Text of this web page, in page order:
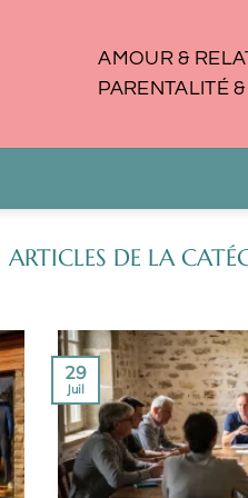
AMOUR &
PARENTALITÉ
29
Juil